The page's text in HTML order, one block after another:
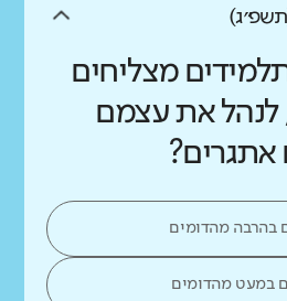
מצליחים
לנהל את עצמם
אתגרים?
בהרבה מהדומים
במעט מהדומים